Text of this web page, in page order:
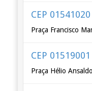
CEP 01541020
Praça Francisco
CEP 01519001
Praça Hélio Ansaldo